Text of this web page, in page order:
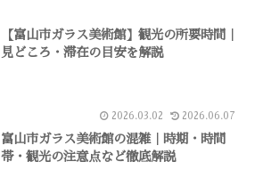
【富山市ガラス美術館】観光の所要時間｜
見どころ・滞在の目安を解説
2026.03.02 2026.06.07
富山市ガラス美術館の混雑｜時期・時間
帯・観光の注意点など徹底解説